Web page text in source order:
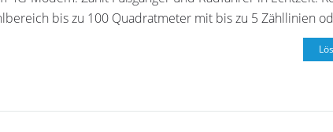
bis zu 100 Quadratmeter mit bis zu 5 Zähllinien